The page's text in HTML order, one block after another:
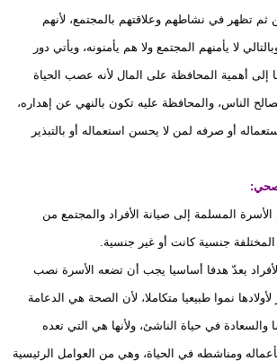
ثم تظهر في نشاطهم وعلاقتهم بالمجتمع، لأنهم
لا يأمنهم المجتمع ولا هم يأمنونه، ويأتي دور
إلى أهمية المحافظة على المال لأنه عصب الحياة
الناس، والمحافظة عليه تكون بالنهي عن إهداره،
أو صرفه لمن لا يحسن استعماله أو بالتبذير
المسلمة إلى صيانة الأفراد والمجتمع من
المختلفة جنسية كانت أو غير جنسية.
يعدّ هدفا أساسيا يجب أن تضعه الأسرة نصب
نموا طبيعيا متكاملا، لأن الصحة هي الدعامة
والسعادة في حياة الناشئ، ولأنها هي التي تعده
بأعماله ومناشطه في الحياة، وهي من العوامل الرئيسية